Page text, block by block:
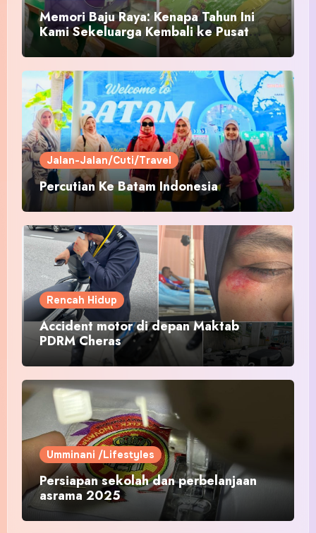
Memori Baju Raya: Kenapa Tahun Ini
Kami Sekeluarga Kembali ke Pusat
Pakaian Hari-Hari?
Jalan-Jalan/Cuti/Travel
Percutian Ke Batam Indonesia
Rencah Hidup
Accident motor di depan Maktab
PDRM Cheras
Umminani /Lifestyles
Persiapan sekolah dan perbelanjaan
asrama 2025